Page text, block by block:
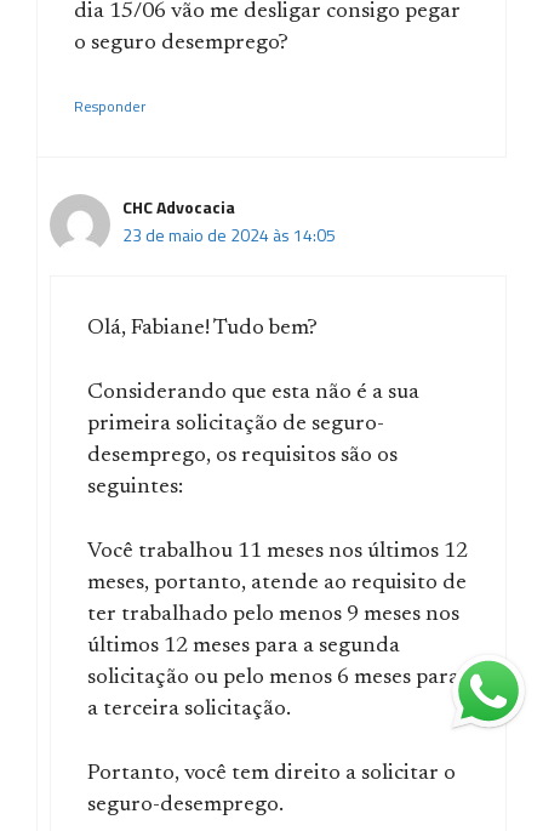
dia 15/06 vão me desligar consigo pegar
o seguro desemprego?
Responder
CHC Advocacia
23 de maio de 2024 às 14:05
Olá, Fabiane! Tudo bem?
Considerando que esta não é a sua
primeira solicitação de seguro-
desemprego, os requisitos são os
seguintes:
Você trabalhou 11 meses nos últimos 12
meses, portanto, atende ao requisito de
ter trabalhado pelo menos 9 meses nos
últimos 12 meses para a segunda
solicitação ou pelo menos 6 meses para
a terceira solicitação.
Portanto, você tem direito a solicitar o
seguro-desemprego.